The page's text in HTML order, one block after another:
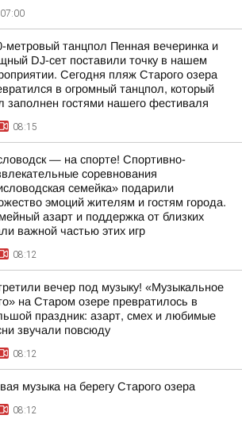
07:00
метровый танцпол Пенная вечеринка и
DJ-сет поставили точку в нашем
Сегодня пляж Старого озера
в огромный танцпол, который
заполнен гостями нашего фестиваля
08:15
— на спорте! Спортивно-
соревнования
семейка» подарили
эмоций жителям и гостям города.
азарт и поддержка от близких
важной частью этих игр
08:12
вечер под музыку! «Музыкальное
на Старом озере превратилось в
праздник: азарт, смех и любимые
звучали повсюду
08:12
музыка на берегу Старого озера
08:12